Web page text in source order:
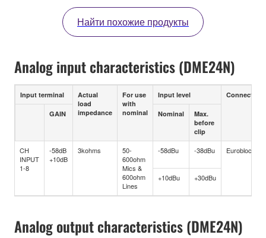
Найти похожие продукты
Analog input characteristics (DME24N)
Input terminal
Actual
load
impedance
For use
with
nominal
Input level Connector
GAIN Nominal
Max.
before
clip
CH
INPUT
1-8
-58dB
+10dB
3kohms
50-
600ohm
Mics &
600ohm
Lines
-58dBu -38dBu Euroblock
+10dBu +30dBu
Analog output characteristics (DME24N)